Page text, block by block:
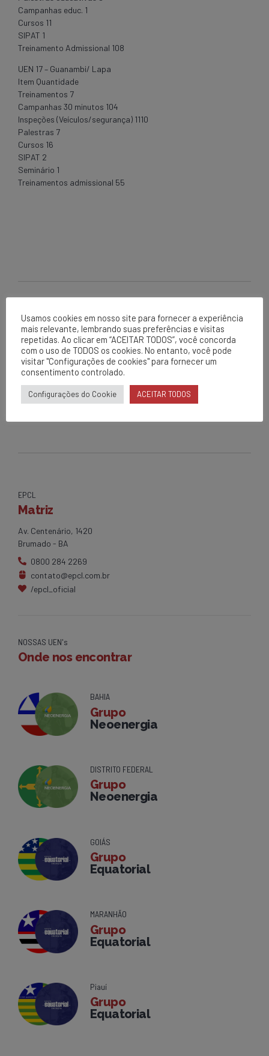
Campanhas educ. 1
Cursos 11
SIPAT 1
Treinamento Admissional 108
UEN 17 – Guanambi/ Lapa
Item Quantidade
Treinamentos 7
Campanhas 30 minutos 104
Inspeções (Veículos/segurança) 1110
Palestras 7
Cursos 16
SIPAT 2
Seminário 1
Treinamentos admissional 55
NEXT
Reunião sexta de soluções
Brumado
EPCL
Matriz
Av. Centenário, 1420
Brumado - BA
0800 284 2269
contato@epcl.com.br
/epcl_oficial
NOSSAS UEN's
Onde nos encontrar
BAHIA
Grupo
Neoenergia
DISTRITO FEDERAL
Grupo
Neoenergia
GOIÁS
Grupo
Equatorial
MARANHÃO
Grupo
Equatorial
Piauí
Grupo
Equatorial
Usamos cookies em nosso site para fornecer a experiência
mais relevante, lembrando suas preferências e visitas
repetidas. Ao clicar em “ACEITAR TODOS”, você concorda
com o uso de TODOS os cookies. No entanto, você pode
visitar "Configurações de cookies" para fornecer um
consentimento controlado.
Configurações do Cookie ACEITAR TODOS